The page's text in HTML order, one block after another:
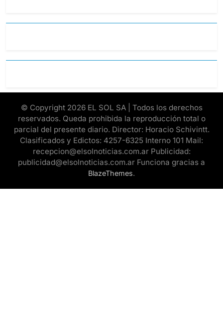
© Copyright 2026 EL SOL SA | Todos los derechos
reservados. Queda prohibida la reproducción total o
parcial del presente diario. Director: Horacio Schivintt.
Clasificados y Edictos: 4257-6325 Interno 101 Mail:
recepcion@elsolnoticias.com.ar Publicidad:
publicidad@elsolnoticias.com.ar Funciona gracias a
BlazeThemes.